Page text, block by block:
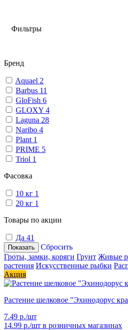
Фильтры
Бренд
Aquael 2
Barbus 11
GloFish 6
GLOXY 4
Laguna 28
Naribo 4
Plant 1
PRIME 5
Triol 1
Фасовка
10 кг 1
20 кг 1
Товары по акции
Да 41
Показать
Сбросить
Гроты, замки, коряги Грунт Живые
растения Искусственные рыбки
Акция
Растение шелковое "Эхинодорус
7.49 р./шт
14.99 р./шт в розничных магазинах